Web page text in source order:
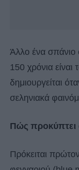
Άλλο ένα σπάνιο
150 χρόνια
δημιουργείται
σεληνιακά
Πώς προκύπτει
Πρόκειται